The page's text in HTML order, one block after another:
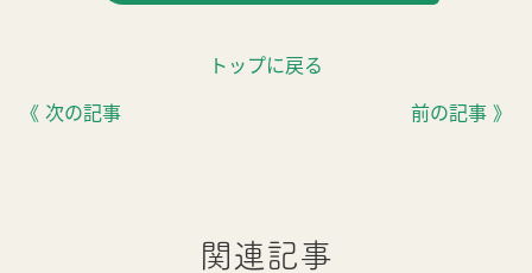
《 次の記事
トップに戻る
前の記事 》
関連記事